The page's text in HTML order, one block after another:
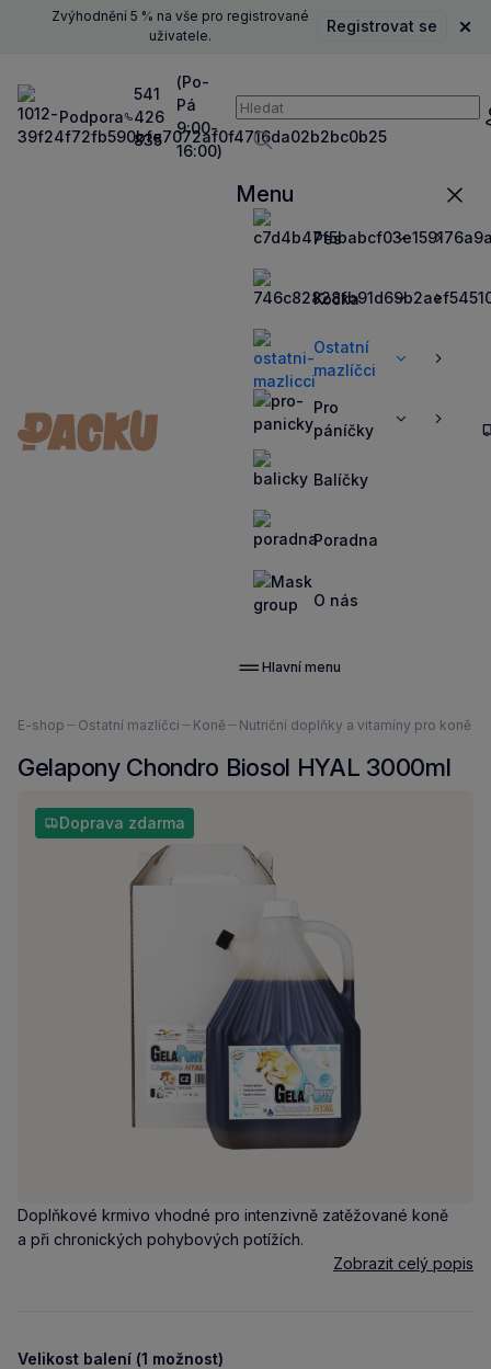
Zvýhodnění 5 % na vše pro registrované
uživatele.
Registrovat se
Podpora
541
426
835
(Po-
Pá
9:00-
16:00)
Vyhledávání
Vyhledávat
Menu
Pes
ZobrazitZobrazit
Kočka
ZobrazitZobrazit
Ostatní
mazlíčci
ZobrazitZobrazit
Pro
páníčky
ZobrazitZobrazit
Balíčky
Poradna
O nás
Hlavní menu
Nacházíte
zde:
E-shop Ostatní mazlíčci Koně Nutriční doplňky a vitamíny pro koně
Gelapony Chondro Biosol HYAL 3000ml
Doprava zdarma
Doplňkové krmivo vhodné pro intenzivně zatěžované koně
a při chronických pohybových potížích.
Zobrazit celý popis
Velikost balení (1 možnost)